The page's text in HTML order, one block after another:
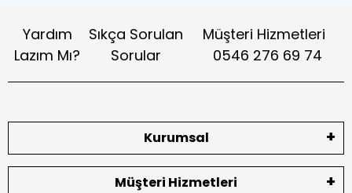
Yardım
Lazım Mı?
Sıkça Sorulan
Sorular
Müşteri Hizmetleri
0546 276 69 74
Kurumsal
Müşteri Hizmetleri